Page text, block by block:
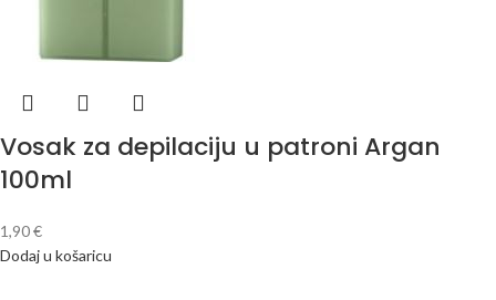
Vosak za depilaciju u patroni Argan
100ml
1,90€
Dodaj u košaricu